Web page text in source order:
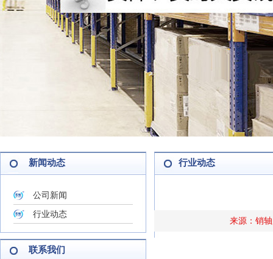
新闻动态
公司新闻
行业动态
联系我们
行业动态
来源：销